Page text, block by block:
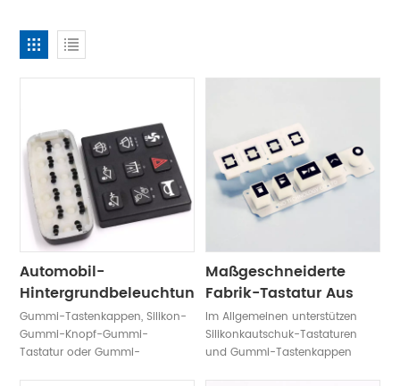
Automobil-
Hintergrundbeleuchtung,
Ton, Fernbedienung,
Silikontastatur
Gummi-Tastenkappen, Silikon-
Gummi-Knopf-Gummi-
Tastatur oder Gummi-
Maßgeschneiderte
Fabrik-Tastatur Aus
Leitfähigem
Druckgummi
Im Allgemeinen unterstützen
Silikonkautschuk-Tastaturen
und Gummi-Tastenkappen